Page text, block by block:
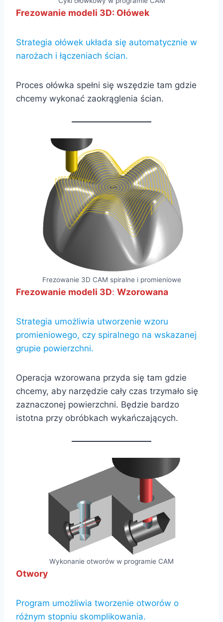
Frezowanie modeli 3D: Ołówek
Strategia ołówek układa się automatycznie w
narożach i łączeniach ścian.
Proces ołówka spełni się wszędzie tam gdzie
chcemy wykonać zaokrąglenia ścian.
Frezowanie 3D CAM spiralne i promieniowe
Frezowanie modeli 3D: Wzorowana
Strategia umożliwia utworzenie wzoru
promieniowego, czy spiralnego na wskazanej
grupie powierzchni.
Operacja wzorowana przyda się tam gdzie
chcemy, aby narzędzie cały czas trzymało się
zaznaczonej powierzchni. Będzie bardzo
istotna przy obróbkach wykańczających.
Wykonanie otworów w programie CAM
Otwory
Program umożliwia tworzenie otworów o
różnym stopniu skomplikowania.